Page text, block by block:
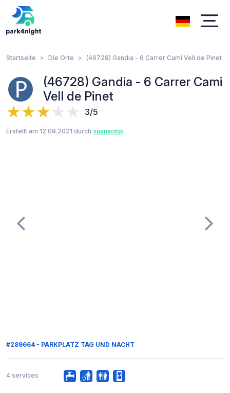
Startseite Die Orte (46728) Gandia - 6 Carrer Cami Vell de Pinet
(46728) Gandia - 6 Carrer Cami
Vell de Pinet
3/5
Erstellt am 12.09.2021 durch xuanxobp
#289664 - PARKPLATZ TAG UND NACHT
4 services